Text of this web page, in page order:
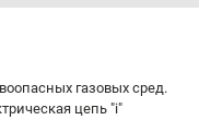
газовых сред.
цепь "i"